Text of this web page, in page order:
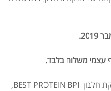
עצמי משלוח בלבד.
בכל 37 גרם (מנת הגשה) של אבקת חלבון BEST PROTEIN BPI,